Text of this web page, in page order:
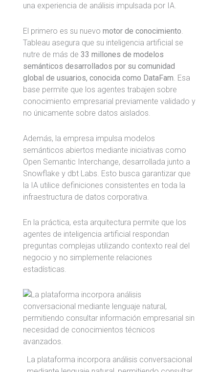
una experiencia de análisis impulsada por IA.
El primero es su nuevomotor de conocimiento
Tableau asegura que su inteligencia artificial se
nutre de más de33 millones de modelos
semánticos desarrollados por su comunidad
global de usuarios, conocida como DataFam . Esa
base permite que los agentes trabajen sobre
conocimiento empresarial previamente validado y
no únicamente sobre datos aislados.
Además, la empresa impulsa modelos
semánticos abiertos mediante iniciativas como
Open Semantic Interchange, desarrollada junto a
Snowflake y dbt Labs . Esto busca garantizar que
la IA utilice definiciones consistentes en toda la
infraestructura de datos corporativa.
En la práctica, esta arquitectura permite que los
agentes de inteligencia artificial respondan
preguntas complejas utilizando contexto real del
negocio y no simplemente relaciones
estadísticas.
La plataforma incorpora análisis conversacional